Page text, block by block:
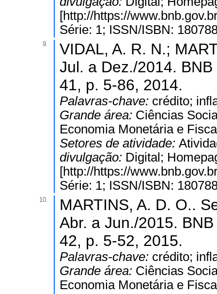
[http://https://
Série: 1; ISSN/ISBN:
9.
VIDAL, A. R. N.;
Jul. a Dez./2014.
41, p. 5-86, 2014.
Palavras-chave: crédito;
Grande área: Ciências
Economia Monetária e
Setores de atividade:
divulgação: Digital;
[http://https://
Série: 1; ISSN/ISBN:
10.
MARTINS, A. D. O..
Abr. a Jun./2015.
42, p. 5-52, 2015.
Palavras-chave: crédito;
Grande área: Ciências
Economia Monetária e